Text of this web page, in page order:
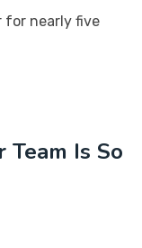
for nearly five
Is So